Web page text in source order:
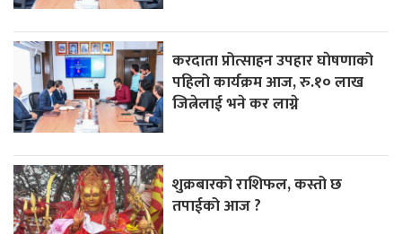
करदाता प्रोत्साहन उपहार घाेषणाको
पहिलो कार्यक्रम आज, रु.१० लाख
जित्नेलाई भने कर लाग्ने
शुक्रबारको राशिफल, कस्तो छ
तपाईको आज ?